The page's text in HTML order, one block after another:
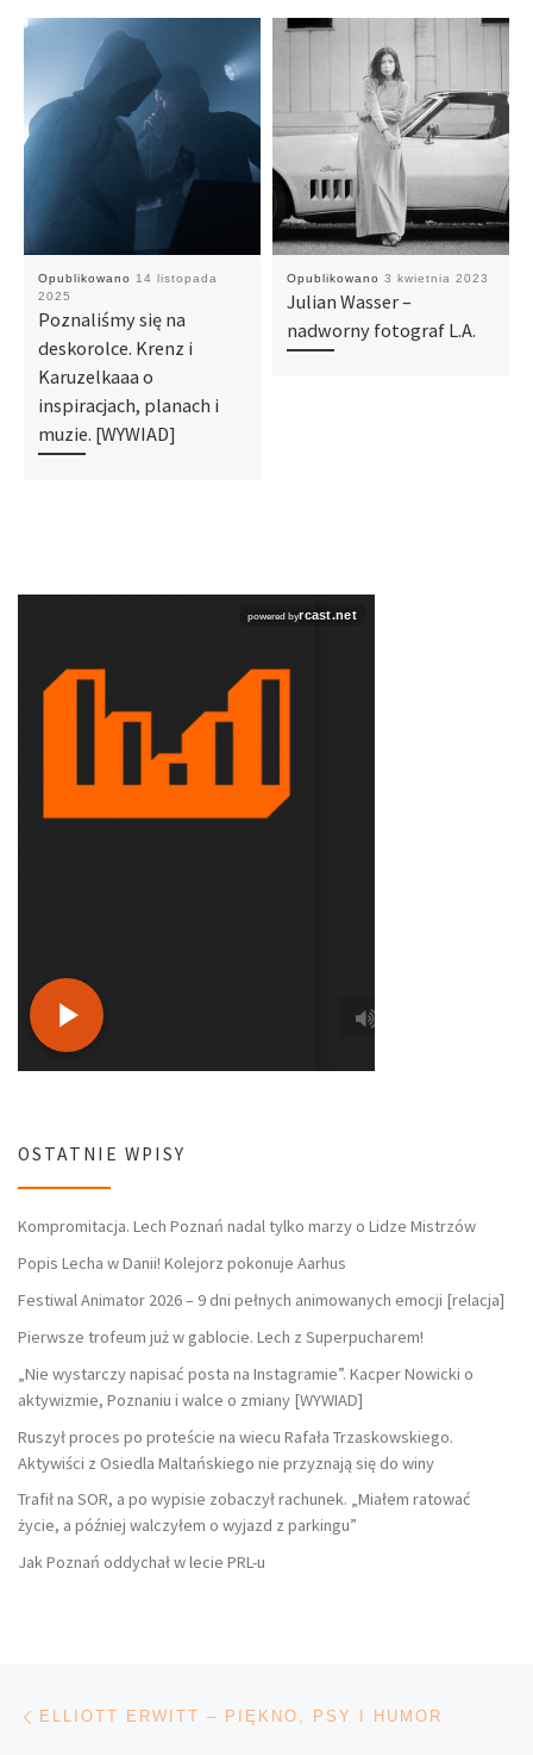
Opublikowano
14 listopada
2025
Poznaliśmy się na
deskorolce. Krenz i
Karuzelkaaa o
inspiracjach, planach i
muzie. [WYWIAD]
Opublikowano 3 kwietnia 2023
Julian Wasser –
nadworny fotograf L.A.
OSTATNIE WPISY
Kompromitacja. Lech Poznań nadal tylko marzy o Lidze Mistrzów
Popis Lecha w Danii! Kolejorz pokonuje Aarhus
Festiwal Animator 2026 – 9 dni pełnych animowanych emocji [relacja]
Pierwsze trofeum już w gablocie. Lech z Superpucharem!
„Nie wystarczy napisać posta na Instagramie”. Kacper Nowicki o
aktywizmie, Poznaniu i walce o zmiany [WYWIAD]
Ruszył proces po proteście na wiecu Rafała Trzaskowskiego.
Aktywiści z Osiedla Maltańskiego nie przyznają się do winy
Trafił na SOR, a po wypisie zobaczył rachunek. „Miałem ratować
życie, a później walczyłem o wyjazd z parkingu”
Jak Poznań oddychał w lecie PRL-u
Nawigacja wpisu
ELLIOTT ERWITT – PIĘKNO, PSY I HUMOR